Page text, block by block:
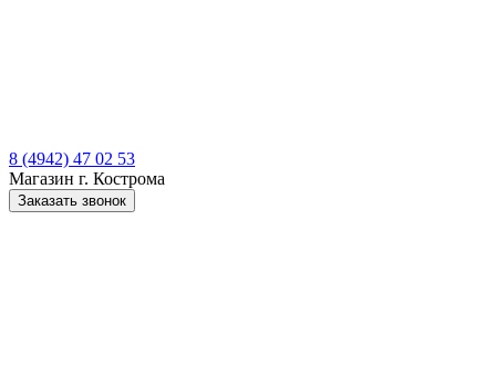
8 (4942) 47 02 53
Магазин г. Кострома
Заказать звонок